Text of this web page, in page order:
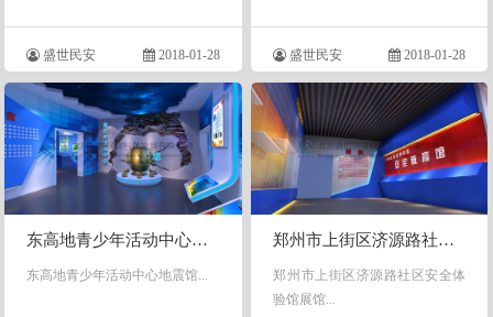
盛世民安 2018-01-28 盛世民安 2018-01-28
东高地青少年活动中心地震馆
东高地青少年活动中心地震馆...
郑州市上街区济源路社区安全体验馆展馆
郑州市上街区济源路社区安全体
验馆展馆...